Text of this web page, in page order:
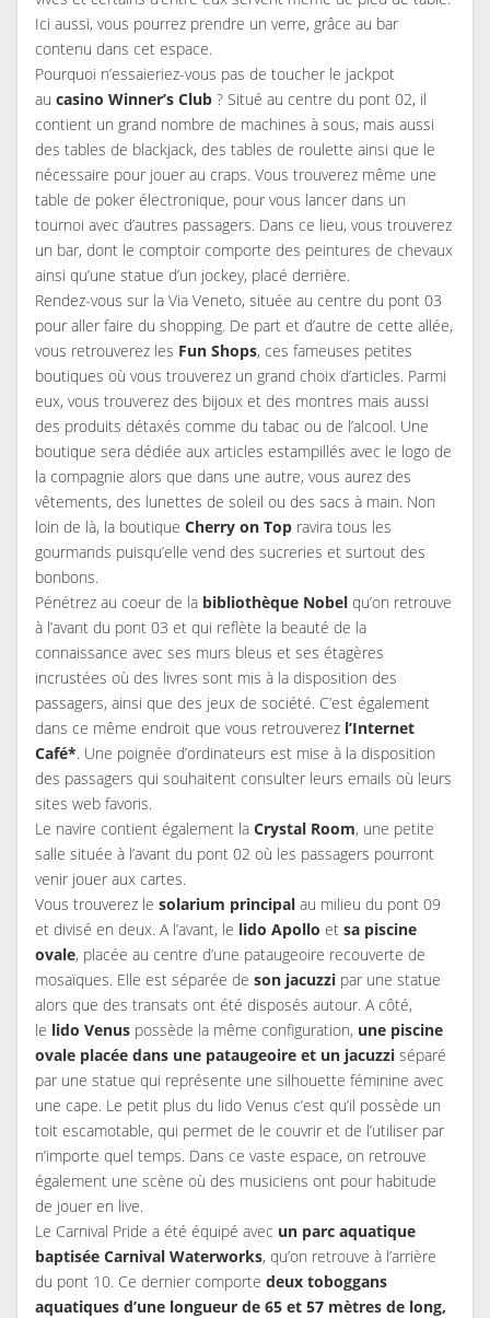
Ici aussi, vous pourrez prendre un verre, grâce au bar
contenu dans cet espace.
Pourquoi n’essaieriez-vous pas de toucher le jackpot
au casino Winner’s Club ? Situé au centre du pont 02, il
contient un grand nombre de machines à sous, mais aussi
des tables de blackjack, des tables de roulette ainsi que le
nécessaire pour jouer au craps. Vous trouverez même une
table de poker électronique, pour vous lancer dans un
tournoi avec d’autres passagers. Dans ce lieu, vous trouverez
un bar, dont le comptoir comporte des peintures de chevaux
ainsi qu’une statue d’un jockey, placé derrière.
Rendez-vous sur la Via Veneto, située au centre du pont 03
pour aller faire du shopping. De part et d’autre de cette allée,
vous retrouverez les Fun Shops, ces fameuses petites
boutiques où vous trouverez un grand choix d’articles. Parmi
eux, vous trouverez des bijoux et des montres mais aussi
des produits détaxés comme du tabac ou de l’alcool. Une
boutique sera dédiée aux articles estampillés avec le logo de
la compagnie alors que dans une autre, vous aurez des
vêtements, des lunettes de soleil ou des sacs à main. Non
loin de là, la boutique Cherry on Top ravira tous les
gourmands puisqu’elle vend des sucreries et surtout des
bonbons.
Pénétrez au coeur de la bibliothèque Nobel qu’on retrouve
à l’avant du pont 03 et qui reflète la beauté de la
connaissance avec ses murs bleus et ses étagères
incrustées où des livres sont mis à la disposition des
passagers, ainsi que des jeux de société. C’est également
dans ce même endroit que vous retrouverez l’Internet
Café*. Une poignée d’ordinateurs est mise à la disposition
des passagers qui souhaitent consulter leurs emails où leurs
sites web favoris.
Le navire contient également la Crystal Room, une petite
salle située à l’avant du pont 02 où les passagers pourront
venir jouer aux cartes.
Vous trouverez le solarium principal au milieu du pont 09
et divisé en deux. A l’avant, le lido Apollo et sa piscine
ovale, placée au centre d’une pataugeoire recouverte de
mosaïques. Elle est séparée de son jacuzzi par une statue
alors que des transats ont été disposés autour. A côté,
le lido Venus possède la même configuration, une piscine
ovale placée dans une pataugeoire et un jacuzzi séparé
par une statue qui représente une silhouette féminine avec
une cape. Le petit plus du lido Venus c’est qu’il possède un
toit escamotable, qui permet de le couvrir et de l’utiliser par
n’importe quel temps. Dans ce vaste espace, on retrouve
également une scène où des musiciens ont pour habitude
de jouer en live.
Le Carnival Pride a été équipé avec un parc aquatique
baptisée Carnival Waterworks, qu’on retrouve à l’arrière
du pont 10. Ce dernier comporte deux toboggans
aquatiques d’une longueur de 65 et 57 mètres de long,